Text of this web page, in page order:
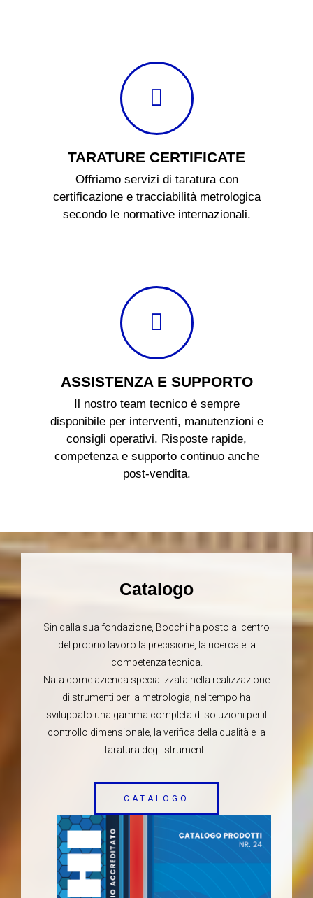
TARATURE CERTIFICATE
Offriamo servizi di taratura con
certificazione e tracciabilità metrologica
secondo le normative internazionali.
ASSISTENZA E SUPPORTO
Il nostro team tecnico è sempre
disponibile per interventi, manutenzioni e
consigli operativi. Risposte rapide,
competenza e supporto continuo anche
post-vendita.
Catalogo
Sin dalla sua fondazione, Bocchi ha posto al centro
del proprio lavoro la precisione, la ricerca e la
competenza tecnica.
Nata come azienda specializzata nella realizzazione
di strumenti per la metrologia, nel tempo ha
sviluppato una gamma completa di soluzioni per il
controllo dimensionale, la verifica della qualità e la
taratura degli strumenti.
CATALOGO